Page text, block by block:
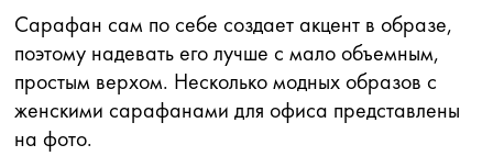
Сарафан сам по себе создает акцент в образе,
поэтому надевать его лучше с мало объемным,
простым верхом. Несколько модных образов с
женскими сарафанами для офиса представлены
на фото.